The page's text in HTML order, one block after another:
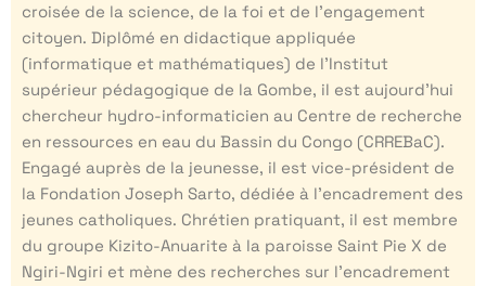
croisée de la science, de la foi et de l’engagement
citoyen. Diplômé en didactique appliquée
(informatique et mathématiques) de l’Institut
supérieur pédagogique de la Gombe, il est aujourd’hui
chercheur hydro-informaticien au Centre de recherche
en ressources en eau du Bassin du Congo (CRREBaC).
Engagé auprès de la jeunesse, il est vice-président de
la Fondation Joseph Sarto, dédiée à l’encadrement des
jeunes catholiques. Chrétien pratiquant, il est membre
du groupe Kizito-Anuarite à la paroisse Saint Pie X de
Ngiri-Ngiri et mène des recherches sur l’encadrement